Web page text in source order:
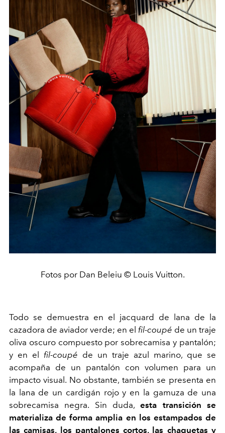
Fotos por Dan Beleiu © Louis Vuitton.
Todo se demuestra en el jacquard de lana de la
cazadora de aviador verde; en el fil-coupé de un traje
oliva oscuro compuesto por sobrecamisa y pantalón;
y en el fil-coupé de un traje azul marino, que se
acompaña de un pantalón con volumen para un
impacto visual. No obstante, también se presenta en
la lana de un cardigán rojo y en la gamuza de una
sobrecamisa negra. Sin duda,esta transición se
materializa de forma amplia en los estampados de
las camisas, los pantalones cortos, las chaquetas y